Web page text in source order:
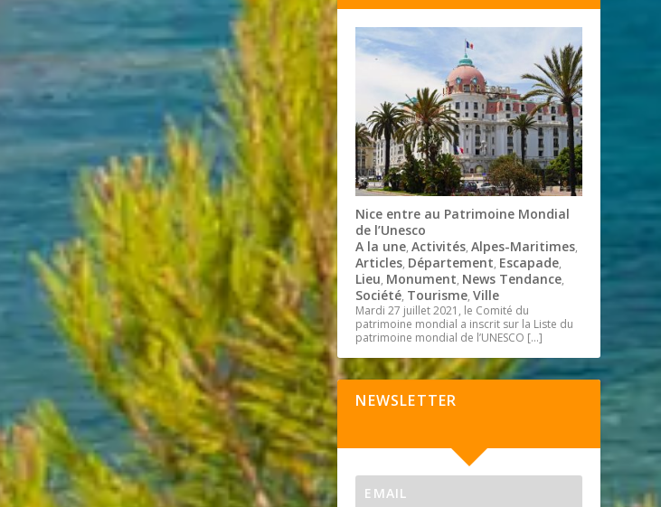
Nice entre au Patrimoine Mondial
de l’Unesco
A la une,Activités,Alpes-Maritimes,
Articles, Département, Escapade,
Lieu, Monument, News Tendance,
Société, Tourisme,Ville
Mardi 27 juillet 2021, le Comité du
patrimoine mondial a inscrit sur la Liste du
patrimoine mondial de l’UNESCO […]
NEWSLETTER